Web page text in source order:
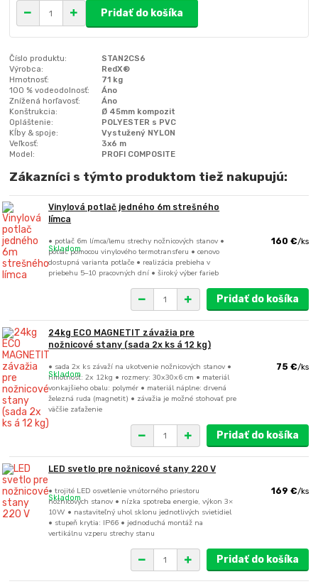
Pridať do košíka
Číslo produktu:
STAN2CS6
Výrobca:
RedX®
Hmotnosť:
71 kg
100 % vodeodolnosť:
Áno
Znížená horľavosť:
Áno
Konštrukcia:
Ø 45mm kompozit
Opláštenie:
POLYESTER s PVC
Kĺby & spoje:
Vystužený NYLON
Veľkosť:
3x6 m
Model:
PROFI COMPOSITE
Zákazníci s týmto produktom tiež nakupujú:
Vinylová potlač jedného 6m strešného
límca
• potlač 6m límca/lemu strechy nožnicových stanov •
potlač pomocou vinylového termotransferu • cenovo
dostupná varianta potlače • realizácia prebieha v
priebehu 5–10 pracovných dní • široký výber farieb
160 €/ks
Skladom
Pridať do košíka
24kg ECO MAGNETIT závažia pre
nožnicové stany (sada 2x ks á 12 kg)
• sada 2x ks závaží na ukotvenie nožnicových stanov •
hmotnosť: 2x 12kg • rozmery: 30x30x6 cm • materiál
vonkajšieho obalu: polymér • materiál náplne: drvená
železná ruda (magnetit) • závažia je možné stohovať pre
väčšie zaťaženie
75 €/ks
Skladom
Pridať do košíka
LED svetlo pre nožnicové stany 220 V
• trojité LED osvetlenie vnútorného priestoru
nožnicových stanov • nízka spotreba energie, výkon 3×
10W • nastaviteľný uhol sklonu jednotlivých svietidiel
• stupeň krytia: IP66 • jednoduchá montáž na
vertikálnu vzperu strechy stanu
169 €/ks
Skladom
Pridať do košíka